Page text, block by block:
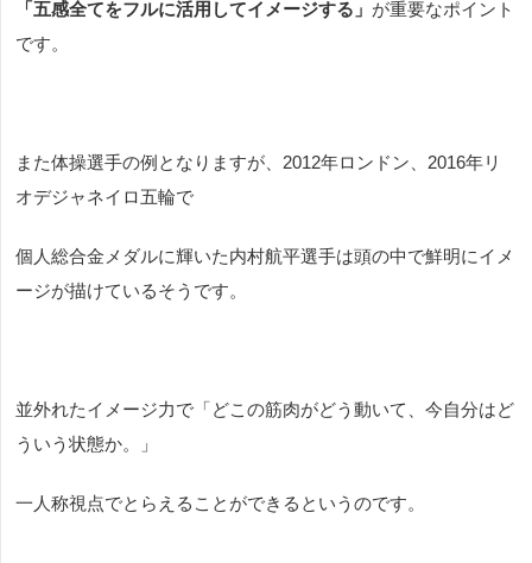
「五感全てをフルに活用してイメージする」 が重要なポイント
です。
また体操選手の例となりますが、2012年ロンドン、2016年リ
オデジャネイロ五輪で
個人総合金メダルに輝いた内村航平選手は頭の中で鮮明にイメ
ージが描けているそうです。
並外れたイメージ力で「どこの筋肉がどう動いて、今自分はど
ういう状態か。」
一人称視点でとらえることができるというのです。